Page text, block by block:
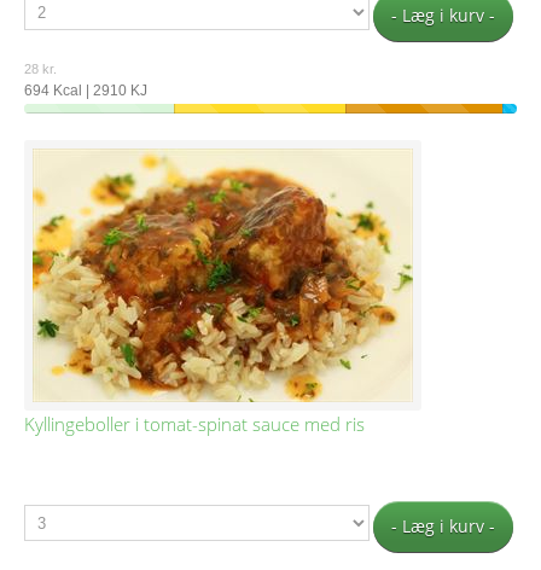
- Læg i kurv -
28 kr.
694 Kcal | 2910 KJ
Kyllingeboller i tomat-spinat sauce med ris
- Læg i kurv -